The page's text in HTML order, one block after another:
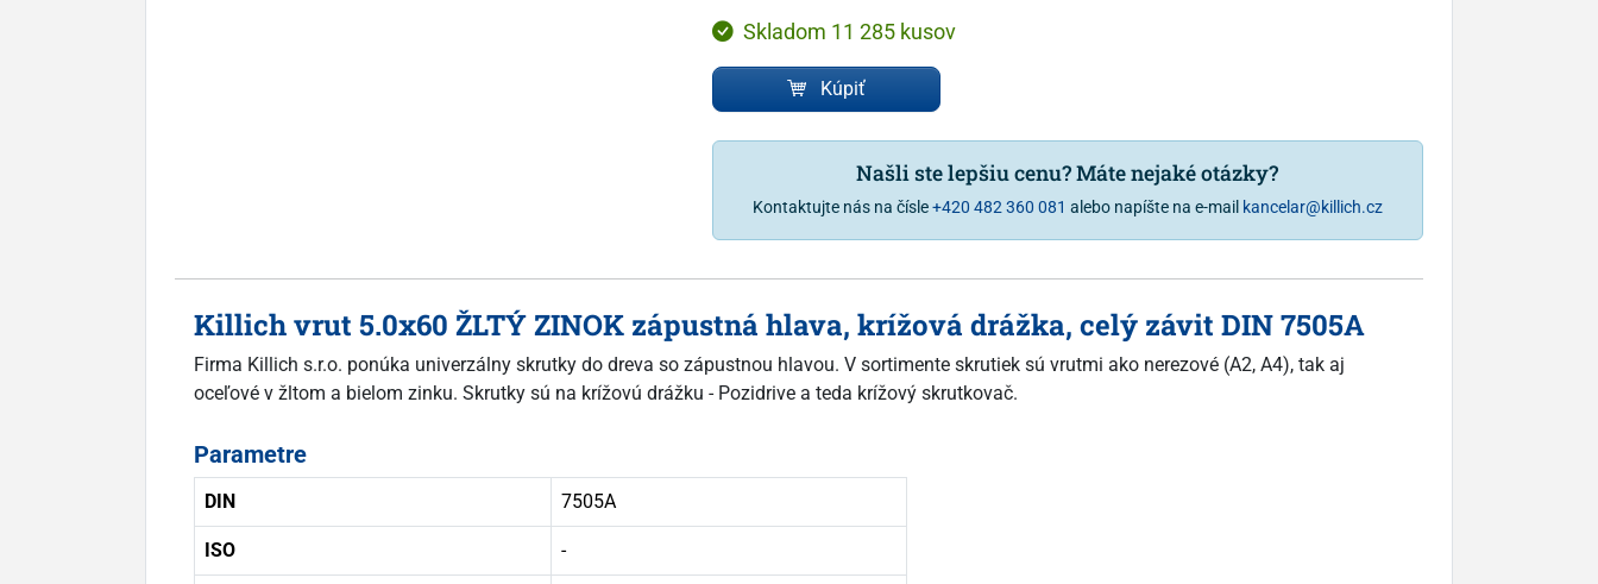
Skladom 11 285 kusov
Kúpiť
Našli ste lepšiu cenu? Máte nejaké otázky?
Kontaktujte nás na čísle+420 482 360 081 alebo napíšte na e-mail kancelar@killich.cz
Killich vrut 5.0x60 ŽLTÝ ZINOK zápustná hlava, krížová drážka, celý závit DIN 7505A
Firma Killich s.r.o. ponúka univerzálny skrutky do dreva so zápustnou hlavou. V sortimente skrutiek sú vrutmi ako nerezové (A2, A4), tak aj
oceľové v žltom a bielom zinku. Skrutky sú na krížovú drážku - Pozidrive a teda krížový skrutkovač.
Parametre
DIN 7505A
ISO -